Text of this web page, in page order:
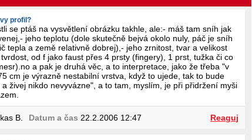
profil?
se ptáš na vysvětlení obrázku takhle, ale:- máš tam sníh jak
jeho teplotu (dole skutečně bejvá okolo nuly, páč je sníh
tepla a země relativně dobrej),- jeho zrnitost, tvar a velikost
od f jako faust přes 4 prsty (fingery), 1 prst, tužka či co
a pak je druhá věc, a to interpretace, jako že třeba "v
cm je výrazně nestabilní vrstva, když to ujede, tak to bude
a živej nikdo nevyvázne", a to tam, myslím, je při přidržení myši
B. Datum a čas 22.2.2006 12:47 Reaguj